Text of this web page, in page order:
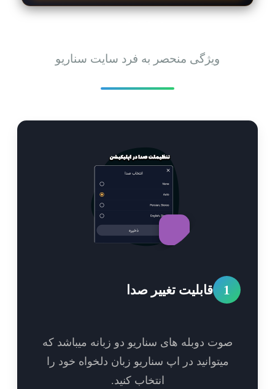
ویژگی منحصر به فرد سایت سناریو
قابلیت تغییر صدا
دوبله های سناریو دو زبانه میباشد که
میتوانید در اپ سناریو زبان دلخواه خود را
انتخاب کنید.